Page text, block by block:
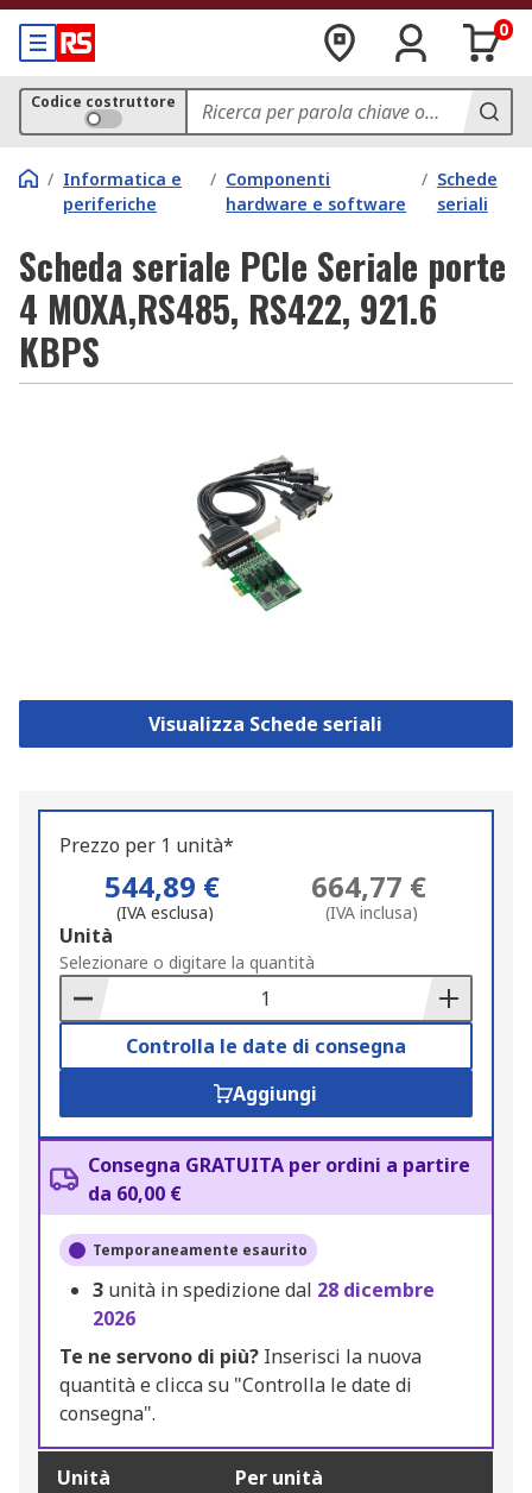
0
Codice costruttore
/ Informatica e
periferiche
/ Componenti
hardware e software
/ Schede
seriali
Scheda seriale PCIe Seriale porte
4 MOXA,RS485, RS422, 921.6
KBPS
Visualizza Schede seriali
Prezzo per 1 unità*
544,89 €
(IVA esclusa)
664,77 €
(IVA inclusa)
Add
to
Basket
Unità
Selezionare o digitare la quantità
Controlla le date di consegna
Aggiungi
Consegna GRATUITA per ordini a partire
da 60,00 €
Temporaneamente esaurito
3 unità in spedizione dal 28 dicembre
2026
Te ne servono di più? Inserisci la nuova
quantità e clicca su "Controlla le date di
consegna".
Unità Per unità